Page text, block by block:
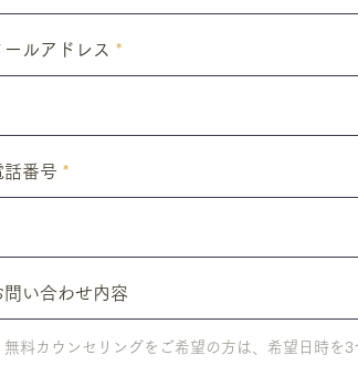
ールアドレス
話番号
問い合わせ内容